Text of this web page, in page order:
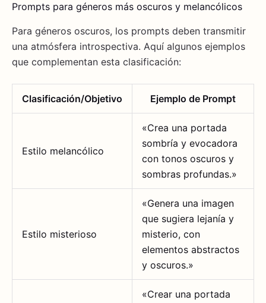
Prompts para géneros más oscuros y melancólicos
Para géneros oscuros, los prompts deben transmitir
una atmósfera introspectiva. Aquí algunos ejemplos
que complementan esta clasificación:
Clasificación/Objetivo Ejemplo de Prompt
Estilo melancólico
«Crea una portada
sombría y evocadora
con tonos oscuros y
sombras profundas.»
Estilo misterioso
«Genera una imagen
que sugiera lejanía y
misterio, con
elementos abstractos
y oscuros.»
«Crear una portada